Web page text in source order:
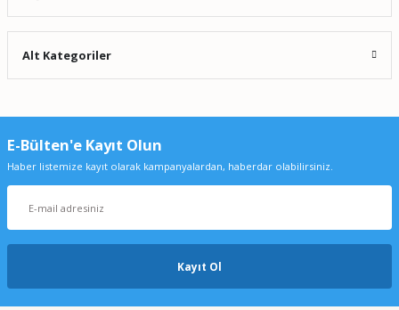
Alt Kategoriler
E-Bülten'e Kayıt Olun
Haber listemize kayıt olarak kampanyalardan, haberdar olabilirsiniz.
Kayıt Ol